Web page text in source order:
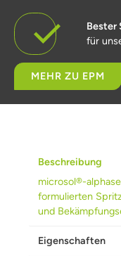
Bester
für
MEHR ZU EPM
Beschreibung
microsol®-
formulierten
und
Eigenschaften